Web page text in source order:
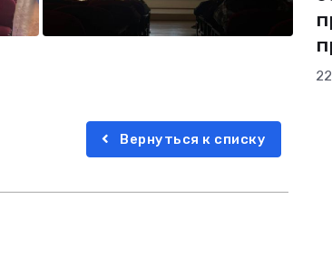
Вернуться к списку